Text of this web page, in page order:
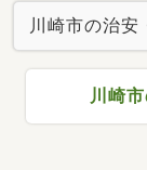
川崎市の治安
川崎